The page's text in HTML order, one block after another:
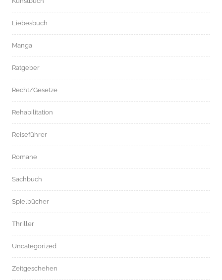
Liebesbuch
Manga
Ratgeber
Recht/Gesetze
Rehabilitation
Reiseführer
Romane
Sachbuch
Spielbücher
Thriller
Uncategorized
Zeitgeschehen